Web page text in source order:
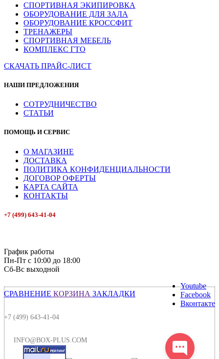
СПОРТИВНАЯ ЭКИПИРОВКА
ОБОРУДОВАНИЕ ДЛЯ ЗАЛА
ОБОРУДОВАНИЕ КРОССФИТ
ТРЕНАЖЕРЫ
СПОРТИВНАЯ МЕБЕЛЬ
КОМПЛЕКС ГТО
СКАЧАТЬ ПРАЙС-ЛИСТ
НАШИ ПРЕДЛОЖЕНИЯ
СОТРУДНИЧЕСТВО
СТАТЬИ
ПОМОЩЬ И СЕРВИС
О МАГАЗИНЕ
ДОСТАВКА
ПОЛИТИКА КОНФИДЕНЦИАЛЬНОСТИ
ДОГОВОР ОФЕРТЫ
КАРТА САЙТА
КОНТАКТЫ
+7 (499) 643-41-04
График работы
Пн-Пт с 10:00 до 18:00
Сб-Вс выходной
Youtube
Facebook
Вконтакте
СРАВНЕНИЕ КОРЗИНА ЗАКЛАДКИ
+7 (499) 643-41-04
INFO@BOX-PLUS.COM